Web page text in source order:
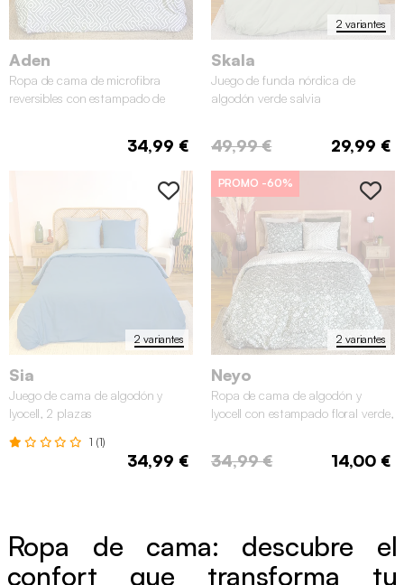
Aden
Ropa de cama de microfibra
reversibles con estampado de
34,99 €
2 variantes
Skala
Juego de funda nórdica de
algodón verde salvia
49,99 € 29,99 €
2 variantes
Sia
Juego de cama de algodón y
lyocell, 2 plazas
1 (1)
34,99 €
2 variantes
PROMO -60%
Neyo
Ropa de cama de algodón y
lyocell con estampado floral verde,
34,99 € 14,00 €
Ropa de cama: descubre el
confort que transforma tu